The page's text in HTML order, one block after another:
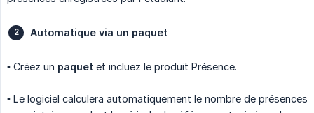
Automatique via un paquet
• Créez un paquet et incluez le produit Présence.
• Le logiciel calculera automatiquement le nombre de présences